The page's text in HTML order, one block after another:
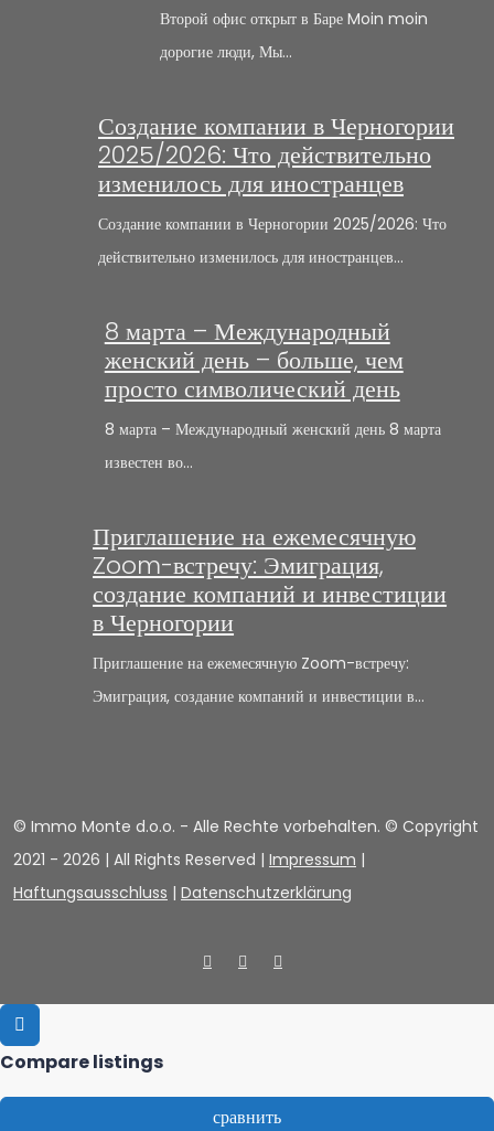
Второй офис открыт в Баре Moin moin
дорогие люди, Мы…
Создание компании в Черногории
2025/2026: Что действительно
изменилось для иностранцев
Создание компании в Черногории 2025/2026: Что
действительно изменилось для иностранцев…
8 марта – Международный
женский день – больше, чем
просто символический день
8 марта – Международный женский день 8 марта
известен во…
Приглашение на ежемесячную
Zoom-встречу: Эмиграция,
создание компаний и инвестиции
в Черногории
Приглашение на ежемесячную Zoom-встречу:
Эмиграция, создание компаний и инвестиции в…
© Immo Monte d.o.o. - Alle Rechte vorbehalten. © Copyright
2021 - 2026 | All Rights Reserved | Impressum |
Haftungsausschluss | Datenschutzerklärung
Compare listings
сравнить